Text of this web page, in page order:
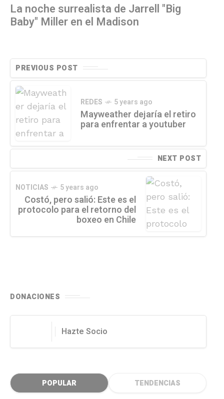
La noche surrealista de Jarrell "Big
Baby" Miller en el Madison
PREVIOUS POST
REDES 5 years ago
Mayweather dejaría el retiro
para enfrentar a youtuber
NEXT POST
NOTICIAS 5 years ago
Costó, pero salió: Este es el
protocolo para el retorno del
boxeo en Chile
DONACIONES
Hazte Socio
POPULAR TENDENCIAS